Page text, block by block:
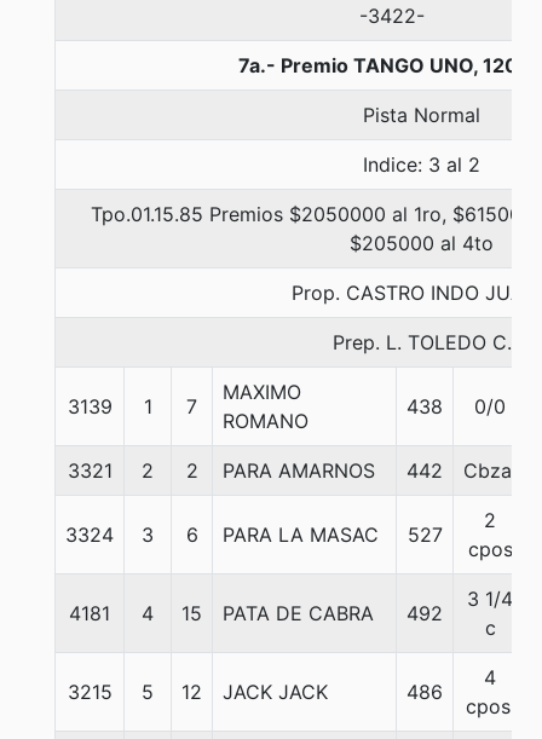
-3422-
7a.- Premio TANGO UNO, 1200
Pista Normal
Indice: 3 al 2
Tpo.01.15.85 Premios $2050000 al 1ro,
$205000 al 4to
Prop. CASTRO INDO
Prep. L. TOLEDO C.
3139 1 7
MAXIMO
ROMANO
438 0/0
3321 2 2 PARA AMARNOS 442 Cbza.
3324 3 6 PARA LA MASAC 527
2
cpos
4181 4 15 PATA DE CABRA 492
3 1/4
c
3215 5 12 JACK JACK 486
4
cpos.